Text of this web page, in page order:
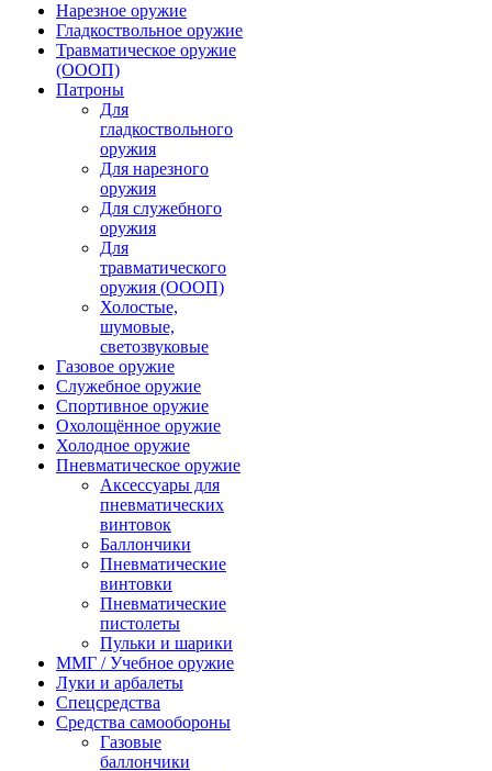
Нарезное оружие
Гладкоствольное оружие
Травматическое оружие
(ОООП)
Патроны
Для
гладкоствольного
оружия
Для нарезного
оружия
Для служебного
оружия
Для
травматического
оружия (ОООП)
Холостые,
шумовые,
светозвуковые
Газовое оружие
Служебное оружие
Спортивное оружие
Охолощённое оружие
Холодное оружие
Пневматическое оружие
Аксессуары для
пневматических
винтовок
Баллончики
Пневматические
винтовки
Пневматические
пистолеты
Пульки и шарики
ММГ / Учебное оружие
Луки и арбалеты
Спецсредства
Средства самообороны
Газовые
баллончики